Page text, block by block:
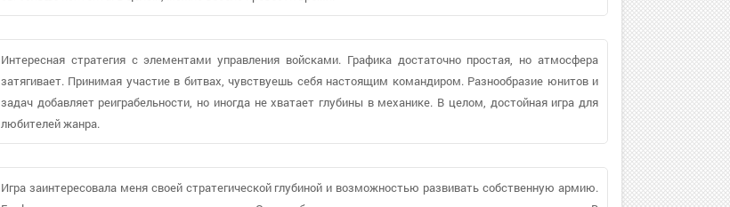
Интересная стратегия с элементами управления войсками. Графика достаточно простая, но атмосфера
затягивает. Принимая участие в битвах, чувствуешь себя настоящим командиром. Разнообразие юнитов и
задач добавляет реиграбельности, но иногда не хватает глубины в механике. В целом, достойная игра для
любителей жанра.
Игра заинтересовала меня своей стратегической глубиной и возможностью развивать собственную армию.